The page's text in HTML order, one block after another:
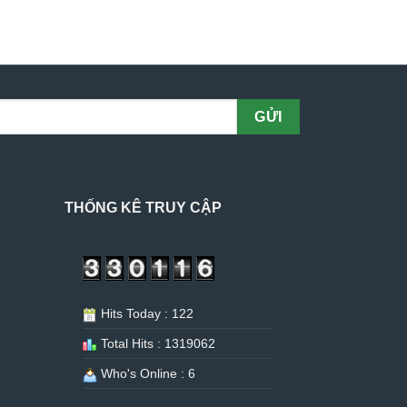
THỐNG KÊ TRUY CẬP
Hits Today : 122
Total Hits : 1319062
Who's Online : 6